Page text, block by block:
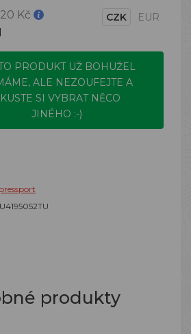
Kč CZK EUR
PRODUKT UŽ BOHUŽEL
ALE NEZOUFEJTE A
SI VYBRAT NĚCO
JINÉHO :-)
produkty